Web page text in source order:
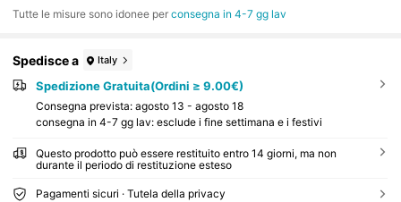
Tutte le misure sono idonee perconsegna in 4-7 gg lav
Spedisce a Italy
Spedizione Gratuita(Ordini ≥ 9.00€)
Consegna prevista: agosto 13 - agosto 18
consegna in 4-7 gg lav: esclude i fine settimana e i festivi
Questo prodotto può essere restituito entro 14 giorni, ma non
durante il periodo di restituzione esteso
Pagamenti sicuri · Tutela della privacy